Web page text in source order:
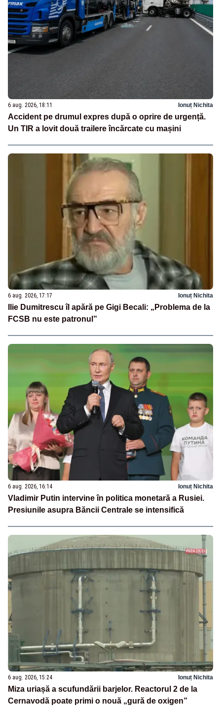
6 aug. 2026, 18:11 Ionuț Nichita
Accident pe drumul expres după o oprire de urgență.
Un TIR a lovit două trailere încărcate cu mașini
6 aug. 2026, 17:17 Ionuț Nichita
Ilie Dumitrescu îl apără pe Gigi Becali: „Problema de la
FCSB nu este patronul”
6 aug. 2026, 16:14 Ionuț Nichita
Vladimir Putin intervine în politica monetară a Rusiei.
Presiunile asupra Băncii Centrale se intensifică
6 aug. 2026, 15:24 Ionuț Nichita
Miza uriașă a scufundării barjelor. Reactorul 2 de la
Cernavodă poate primi o nouă „gură de oxigen”